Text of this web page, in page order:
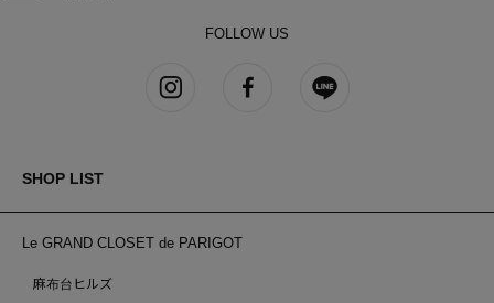
FOLLOW US
SHOP LIST
Le GRAND CLOSET de PARIGOT
麻布台ヒルズ